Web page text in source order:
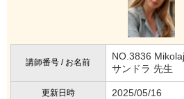
講師番号 / お名前
NO.3836
サンドラ 先生
更新日時 2025/05/16